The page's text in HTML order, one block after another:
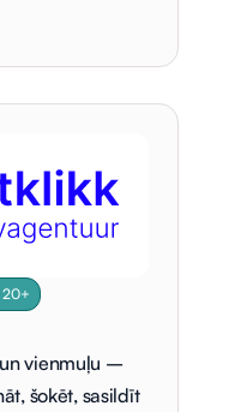
20+
vienmuļu –
šokēt, sasildīt